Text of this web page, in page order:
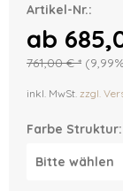
Artikel-Nr.:
ab
761,00 € *
inkl. MwSt. zzgl.
Farbe Struktur: